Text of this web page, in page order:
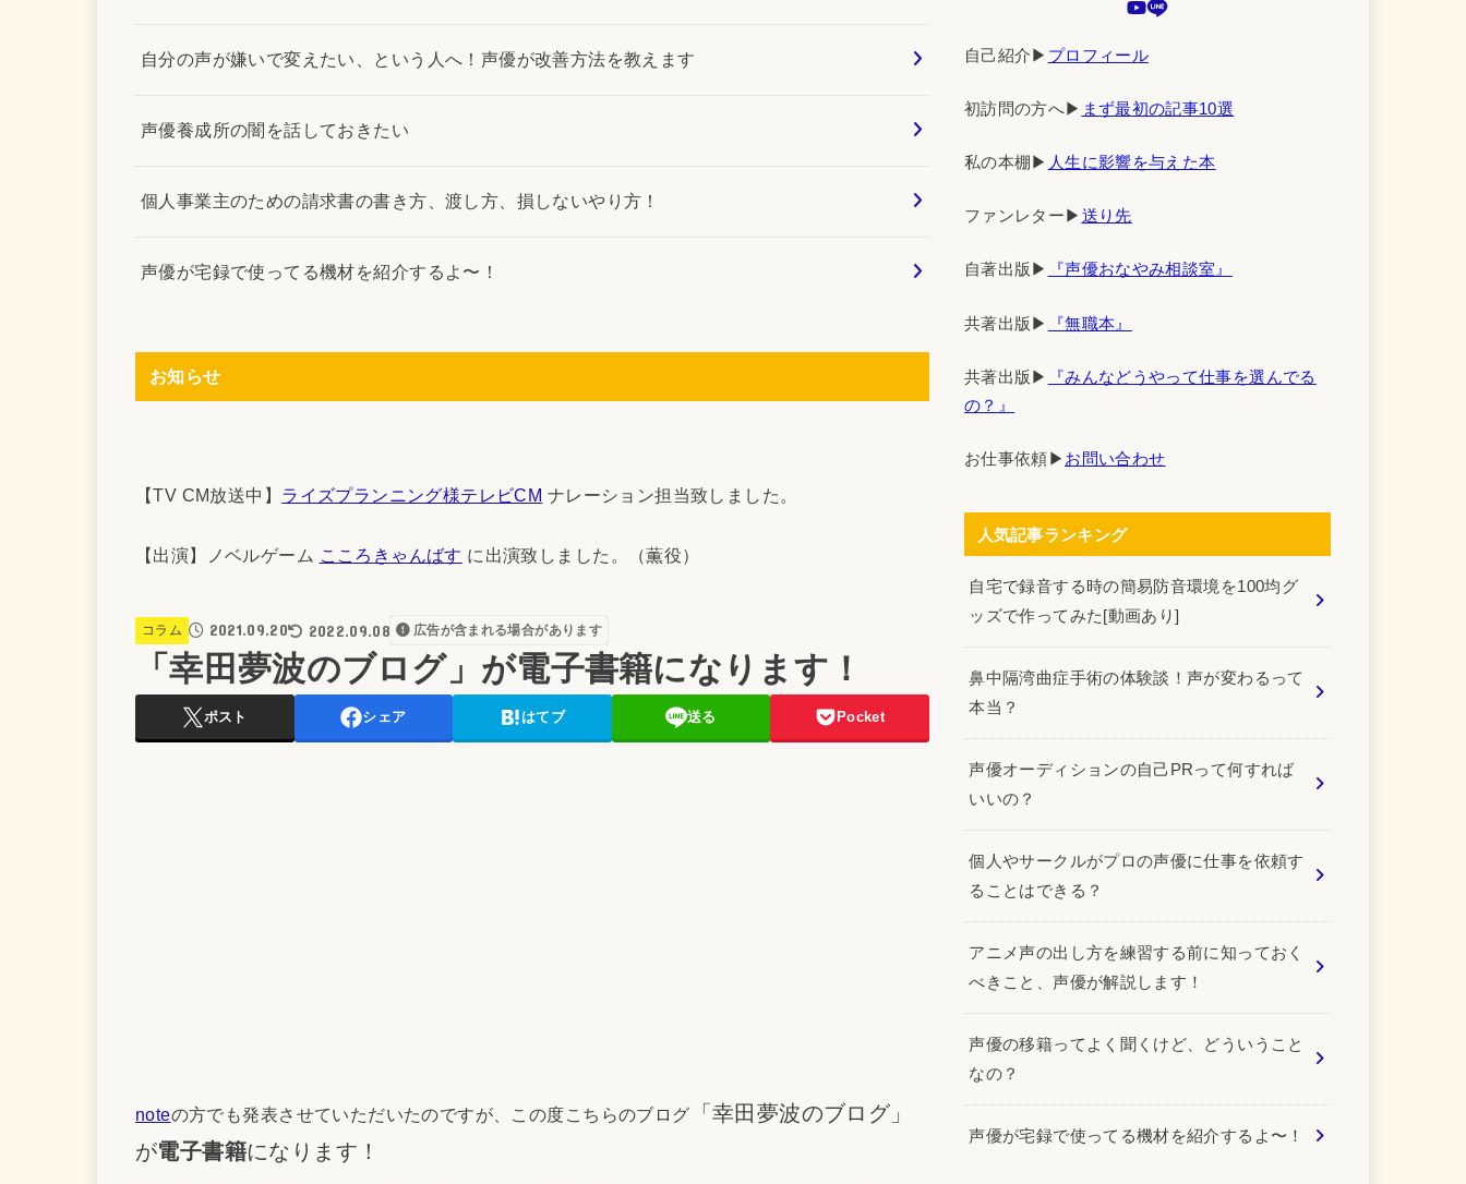
自分の声が嫌いで変えたい、という人へ！声優が改善方法を教えます
声優養成所の闇を話しておきたい
個人事業主のための請求書の書き方、渡し方、損しないやり方！
声優が宅録で使ってる機材を紹介するよ〜！
お知らせ
【TV CM放送中】 ライズプランニング様テレビCM ナレーション担当致しました。
【出演】ノベルゲーム こころきゃんばす に出演致しました。（薫役）
コラム 2021.09.20 2022.09.08 広告が含まれる場合があります
「幸田夢波のブログ」が電子書籍になります！
ポスト シェア はてブ 送る Pocket
noteの方でも発表させていただいたのですが、この度こちらのブログ
「幸田夢波のブログ」
が電子書籍になります！
自己紹介▶︎ プロフィール
初訪問の方へ▶︎ まず最初の記事10選
私の本棚▶︎ 人生に影響を与えた本
ファンレター▶︎ 送り先
自著出版▶︎ 『声優おなやみ相談室』
共著出版▶︎ 『無職本』
共著出版▶︎
『みんなどうやって仕事を選んでる
の？』
お仕事依頼▶︎ お問い合わせ
人気記事ランキング
自宅で録音する時の簡易防音環境を100均グ
ッズで作ってみた[動画あり]
鼻中隔湾曲症手術の体験談！声が変わるって
本当？
声優オーディションの自己PRって何すれば
いいの？
個人やサークルがプロの声優に仕事を依頼す
ることはできる？
アニメ声の出し方を練習する前に知っておく
べきこと、声優が解説します！
声優の移籍ってよく聞くけど、どういうこと
なの？
声優が宅録で使ってる機材を紹介するよ〜！